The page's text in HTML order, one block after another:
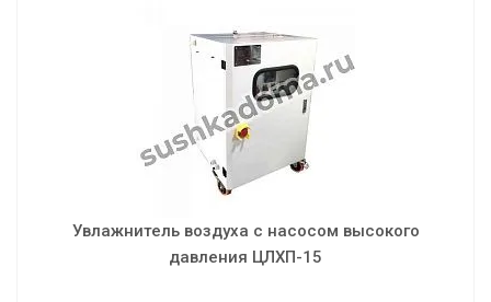
Увлажнитель воздуха с насосом высокого
давления ЦЛХП-15
давления ЦЛХП-15
Увлажнитель воздуха с запотевающим насосом высокого
давления (с баком)